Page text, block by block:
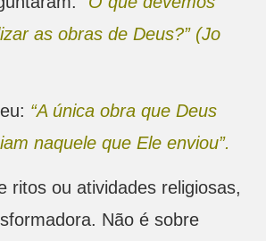
as obras de Deus?” (Jo
“A única obra que Deus
naquele que Ele enviou”.
ritos ou atividades religiosas,
Não é sobre